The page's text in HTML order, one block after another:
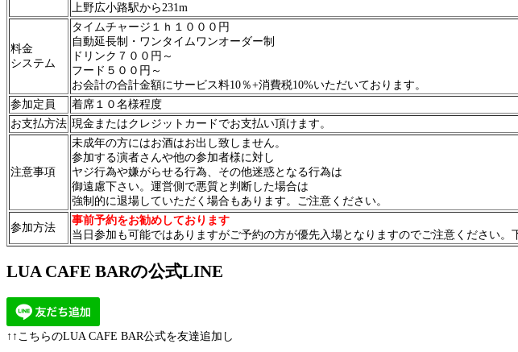
上野広小路駅から231m
料金
システム
タイムチャージ１ｈ１０００円
自動延長制・ワンタイムワンオーダー制
ドリンク７００円～
フード５００円～
お会計の合計金額にサービス料10％+消費税10%いただいております。
参加定員
着席１０名様程度
お支払方法 現金またはクレジットカードでお支払い頂けます。
注意事項
未成年の方にはお酒はお出し致しません。
参加する演者さんや他の参加者様に対し
ヤジ行為や嫌がらせる行為、その他迷惑となる行為は
御遠慮下さい。運営側で悪質と判断した場合は
強制的に退場していただく場合もあります。ご注意ください。
参加方法
事前予約をお勧めしております
当日参加も可能ではありますがご予約の方が優先入場となりますのでご注意ください
LUA CAFE BARの公式LINE
↑↑こちらのLUA CAFE BAR公式を友達追加し